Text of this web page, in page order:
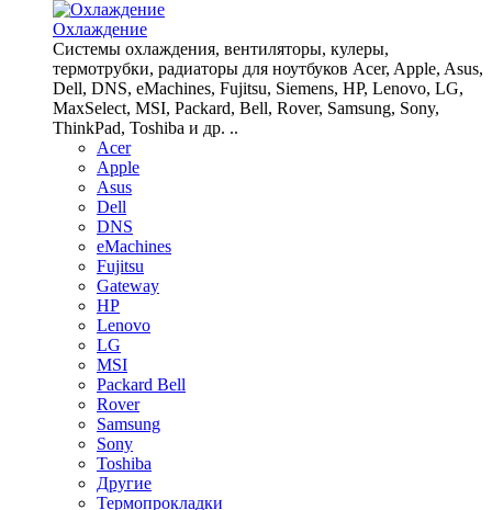
Охлаждение
Системы охлаждения, вентиляторы, кулеры,
термотрубки, радиаторы для ноутбуков Acer, Apple, Asus,
Dell, DNS, eMachines, Fujitsu, Siemens, HP, Lenovo, LG,
MaxSelect, MSI, Packard, Bell, Rover, Samsung, Sony,
ThinkPad, Toshiba и др. ..
Acer
Apple
Asus
Dell
DNS
eMachines
Fujitsu
Gateway
HP
Lenovo
LG
MSI
Packard Bell
Rover
Samsung
Sony
Toshiba
Другие
Термопрокладки